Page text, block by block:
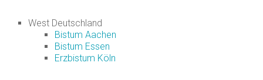
West Deutschland
Bistum Aachen
Bistum Essen
Erzbistum Köln